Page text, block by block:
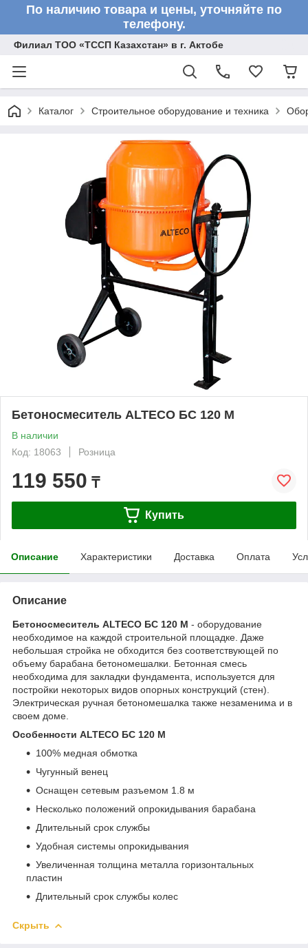
По наличию товара и цены, уточняйте по
телефону.
Филиал ТОО «ТССП Казахстан» в г. Актобе
Каталог Строительное оборудование и техника
Бетоносмеситель ALTECO БС 120 М
В наличии
Код: 18063
Розница
119 550 ₸
Купить
Описание Характеристики Доставка Оплата
Описание
Бетоносмеситель ALTECO БС 120 М - оборудование
необходимое на каждой строительной площадке. Даже
небольшая стройка не обходится без соответствующей по
объему барабана бетономешалки. Бетонная смесь
необходима для закладки фундамента, используется для
постройки некоторых видов опорных конструкций (стен).
Электрическая ручная бетономешалка также незаменима и в
своем доме.
Особенности ALTECO БС 120 М
100% медная обмотка
Чугунный венец
Оснащен сетевым разъемом 1.8 м
Несколько положений опрокидывания барабана
Длительный срок службы
Удобная системы опрокидывания
Увеличенная толщина металла горизонтальных
пластин
Длительный срок службы колес
Скрыть